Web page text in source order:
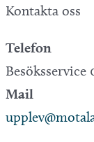
Kontakta oss
Telefon
Besöksservice
Mail